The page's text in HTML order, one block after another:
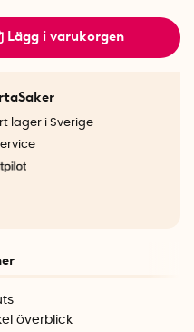
Lägg i varukorgen
lager i Sverige
överblick